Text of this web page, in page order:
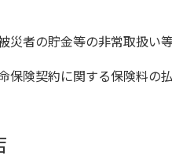
者の貯金等の非常取扱い
契約に関する保険料の払